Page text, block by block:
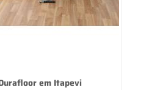
em Itapevi